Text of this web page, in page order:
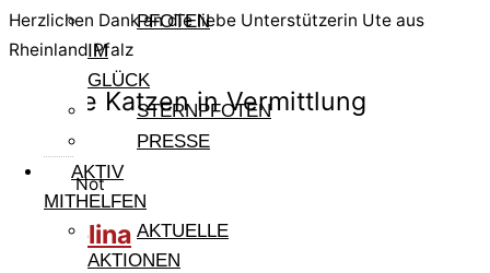
PFOTEN
IM
GLÜCK
STERNPFOTEN
PRESSE
AKTIV
MITHELFEN
AKTUELLE
AKTIONEN
Herzlichen Dank an die liebe Unterstützerin Ute aus
Rheinland Pfalz
Andere Katzen in Vermittlung
Pfote in Not
Tremolina